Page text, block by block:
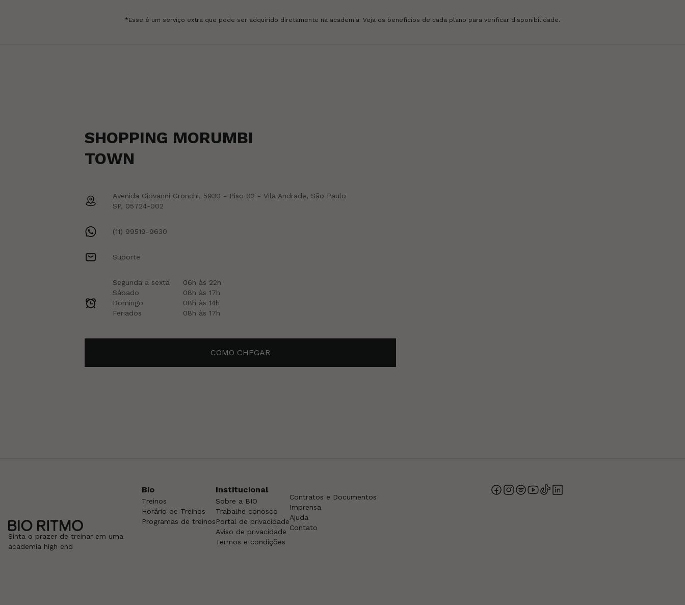
*Esse é um serviço extra que pode ser adquirido diretamente na academia. Veja os benefícios de cada plano para verificar disponibilidade.
SHOPPING MORUMBI
TOWN
Avenida Giovanni Gronchi, 5930 - Piso 02 - Vila Andrade, São Paulo
SP, 05724-002
(11) 99519-9630
Suporte
Segunda a sexta
Sábado
Domingo
Feriados
06h às 22h
08h às 17h
08h às 14h
08h às 17h
COMO CHEGAR
Sinta o prazer de treinar em uma
academia high end
Bio
Treinos
Horário de Treinos
Programas de treinos
Institucional
Sobre a BIO
Trabalhe conosco
Portal de privacidade
Aviso de privacidade
Termos e condições
Contratos e Documentos
Imprensa
Ajuda
Contato